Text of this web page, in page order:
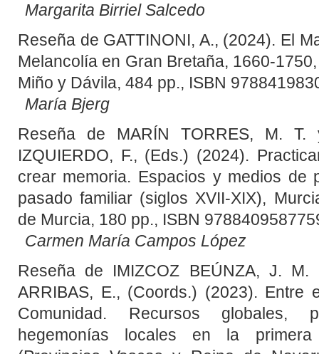
Margarita Birriel Salcedo
Reseña de GATTINONI, A., (2024). El
Melancolía en Gran Bretaña, 1660-
Miño y Dávila, 484 pp., ISBN
María Bjerg
Reseña de MARÍN TORRES, M. T.
IZQUIERDO, F., (Eds.) (2024).
crear memoria. Espacios y medios de
pasado familiar (siglos XVII-XIX),
de Murcia, 180 pp., ISBN
Carmen María Campos López
Reseña de IMIZCOZ BEÚNZA, J. M.
ARRIBAS, E., (Coords.) (2023). Entre
Comunidad. Recursos globales,
hegemonías locales en la primera